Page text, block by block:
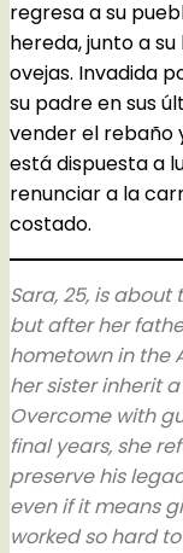
regresa a su
hereda, junto a
ovejas. Invadida
su padre en sus
vender el rebaño
está dispuesta a
renunciar a la
costado.
Sara, 25, is about
but after her
hometown in the
her sister inherit
Overcome with
final years, she
preserve his
even if it means
worked so hard